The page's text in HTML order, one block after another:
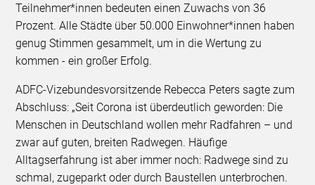
Teilnehmer*innen bedeuten einen Zuwachs von 36
Prozent. Alle Städte über 50.000 Einwohner*innen haben
genug Stimmen gesammelt, um in die Wertung zu
kommen - ein großer Erfolg.
ADFC-Vizebundesvorsitzende Rebecca Peters sagte zum
Abschluss: „Seit Corona ist überdeutlich geworden: Die
Menschen in Deutschland wollen mehr Radfahren – und
zwar auf guten, breiten Radwegen. Häufige
Alltagserfahrung ist aber immer noch: Radwege sind zu
schmal, zugeparkt oder durch Baustellen unterbrochen.